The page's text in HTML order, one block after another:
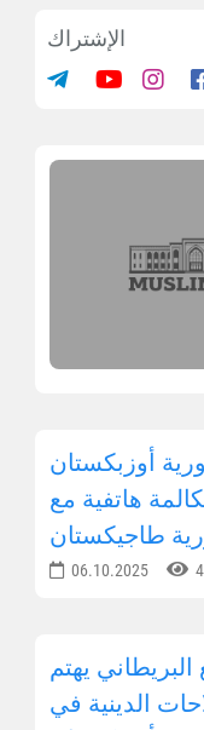
الإشتراك
أوزبكستان
هاتفية مع
طاجيكستان
06.10.2025
البريطاني يهتم
الدينية في